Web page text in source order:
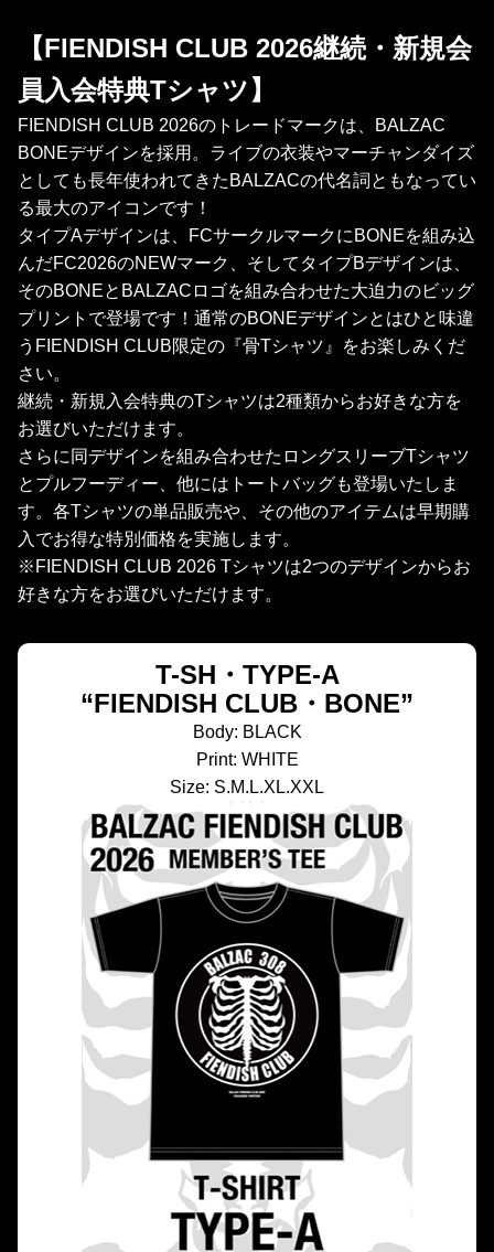
【FIENDISH CLUB 2026継続・新規会
員入会特典Tシャツ】
FIENDISH CLUB 2026のトレードマークは、BALZAC
BONEデザインを採用。ライブの衣装やマーチャンダイズ
としても長年使われてきたBALZACの代名詞ともなってい
る最大のアイコンです！
タイプAデザインは、FCサークルマークにBONEを組み込
んだFC2026のNEWマーク、そしてタイプBデザインは、
そのBONEとBALZACロゴを組み合わせた大迫力のビッグ
プリントで登場です！通常のBONEデザインとはひと味違
うFIENDISH CLUB限定の『骨Tシャツ』をお楽しみくだ
さい。
継続・新規入会特典のTシャツは2種類からお好きな方を
お選びいただけます。
さらに同デザインを組み合わせたロングスリーブTシャツ
とプルフーディー、他にはトートバッグも登場いたしま
す。各Tシャツの単品販売や、その他のアイテムは早期購
入でお得な特別価格を実施します。
※FIENDISH CLUB 2026 Tシャツは2つのデザインからお
好きな方をお選びいただけます。
T-SH・TYPE-A
“FIENDISH CLUB・BONE”
Body: BLACK
Print: WHITE
Size: S.M.L.XL.XXL